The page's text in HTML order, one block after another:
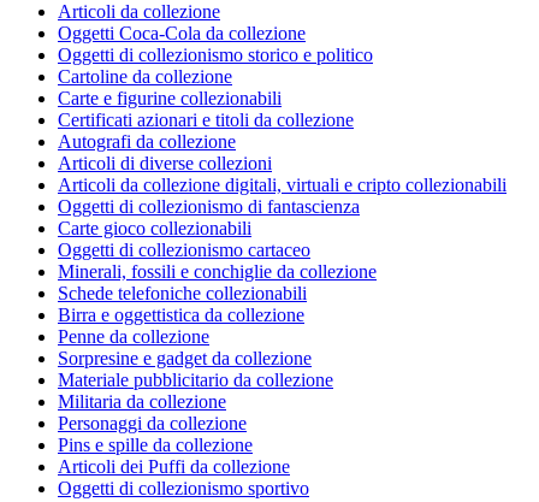
Articoli da collezione
Oggetti Coca-Cola da collezione
Oggetti di collezionismo storico e politico
Cartoline da collezione
Carte e figurine collezionabili
Certificati azionari e titoli da collezione
Autografi da collezione
Articoli di diverse collezioni
Articoli da collezione digitali, virtuali e cripto collezionabili
Oggetti di collezionismo di fantascienza
Carte gioco collezionabili
Oggetti di collezionismo cartaceo
Minerali, fossili e conchiglie da collezione
Schede telefoniche collezionabili
Birra e oggettistica da collezione
Penne da collezione
Sorpresine e gadget da collezione
Materiale pubblicitario da collezione
Militaria da collezione
Personaggi da collezione
Pins e spille da collezione
Articoli dei Puffi da collezione
Oggetti di collezionismo sportivo